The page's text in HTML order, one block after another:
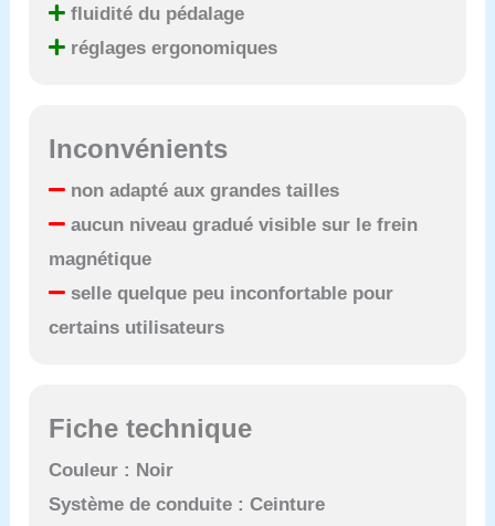
fluidité du pédalage
réglages ergonomiques
Inconvénients
non adapté aux grandes tailles
aucun niveau gradué visible sur le frein
magnétique
selle quelque peu inconfortable pour
certains utilisateurs
Fiche technique
Couleur : Noir
Système de conduite : Ceinture